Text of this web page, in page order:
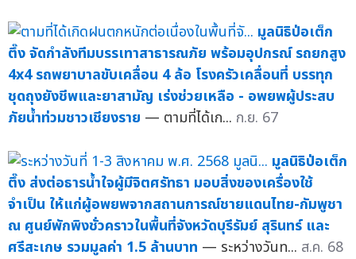
มูลนิธิป่อเต็ก
ตึ๊ง จัดกำลังทีมบรรเทาสาธารณภัย พร้อมอุปกรณ์ รถยกสูง
4x4 รถพยาบาลขับเคลื่อน 4 ล้อ โรงครัวเคลื่อนที่ บรรทุก
ชุดถุงยังชีพและยาสามัญ เร่งช่วยเหลือ - อพยพผู้ประสบ
ภัยน้ำท่วมชาวเชียงราย — ตามที่ได้เก... ก.ย. 67
มูลนิธิป่อเต็ก
ตึ๊ง ส่งต่อธารน้ำใจผู้มีจิตศรัทธา มอบสิ่งของเครื่องใช้
จำเป็น ให้แก่ผู้อพยพจากสถานการณ์ชายแดนไทย-กัมพูชา
ณ ศูนย์พักพิงชั่วคราวในพื้นที่จังหวัดบุรีรัมย์ สุรินทร์ และ
ศรีสะเกษ รวมมูลค่า 1.5 ล้านบาท — ระหว่างวันท... ส.ค. 68